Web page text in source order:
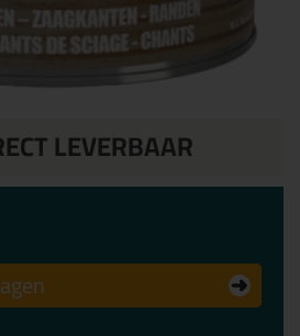
LEVERBAAR